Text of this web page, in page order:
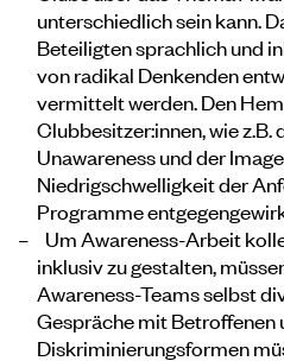
unterschiedlich sein kann.
Beteiligten sprachlich und
von radikal Denkenden
vermittelt werden. Den
Clubbesitzer:innen, wie z.B.
Unawareness und der
Niedrigschwelligkeit der
Programme
Um Awareness-Arbeit
inklusiv zu gestalten,
Awareness-Teams selbst
Gespräche mit
Diskriminierungsformen